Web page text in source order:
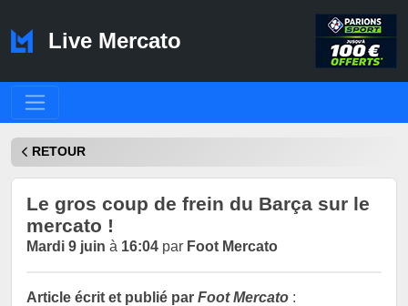
Live Mercato
RETOUR
Le gros coup de frein du Barça sur le
mercato !
Mardi 9 juin à 16:04 par Foot Mercato
Article écrit et publié par Foot Mercato :